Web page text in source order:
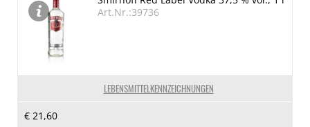
LEBENSMITTELKENNZEICHNUNGEN
Art.Nr.:39736
€ 21,60